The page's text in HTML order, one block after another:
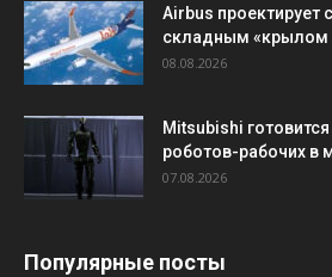
Airbus проектирует
складным «крылом
08.08.2026
Mitsubishi
роботов-рабочих в
07.08.2026
Популярные посты